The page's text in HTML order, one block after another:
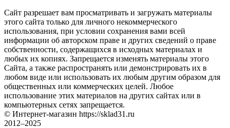
Сайт разрешает вам просматривать и загружать материалы
этого сайта только для личного некоммерческого
использования, при условии сохранения вами всей
информации об авторском праве и других сведений о праве
собственности, содержащихся в исходных материалах и
любых их копиях. Запрещается изменять материалы этого
Сайта, а также распространять или демонстрировать их в
любом виде или использовать их любым другим образом для
общественных или коммерческих целей. Любое
использование этих материалов на других сайтах или в
компьютерных сетях запрещается.
© Интернет-магазин https://sklad31.ru
2012–2025